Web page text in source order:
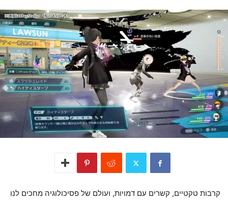
קרבות טקטיים, קשרים עם דמויות, ועולם של פסיכולוגיה מחכים לנו